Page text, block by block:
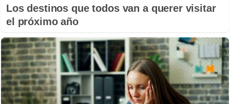
Los destinos que todos van a querer visitar
el próximo año